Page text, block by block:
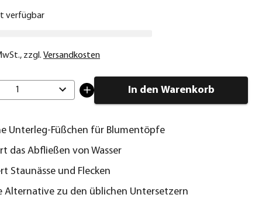
verfügbar
, zzgl. Versandkosten
1 In den Warenkorb
Unterleg-Füßchen für Blumentöpfe
das Abfließen von Wasser
Staunässe und Flecken
Alternative zu den üblichen Untersetzern